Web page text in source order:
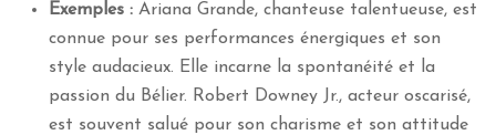
Exemples : Ariana Grande, chanteuse talentueuse, est
connue pour ses performances énergiques et son
style audacieux. Elle incarne la spontanéité et la
passion du Bélier. Robert Downey Jr., acteur oscarisé,
est souvent salué pour son charisme et son attitude